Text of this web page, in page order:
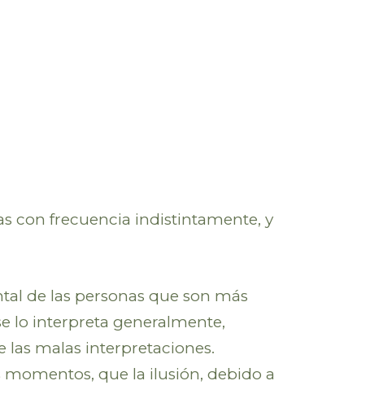
con frecuencia indistintamente, y
de las personas que son más
lo interpreta generalmente,
las malas interpretaciones.
que la ilusión, debido a